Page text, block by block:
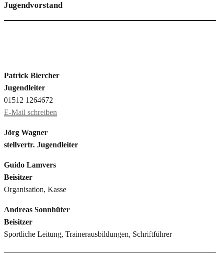
Jugendvorstand
Patrick Biercher
Jugendleiter
01512 1264672
E-Mail schreiben
Jörg Wagner
stellvertr. Jugendleiter
Guido Lamvers
Beisitzer
Organisation, Kasse
Andreas Sonnhüter
Beisitzer
Sportliche Leitung, Trainerausbildungen, Schriftführer